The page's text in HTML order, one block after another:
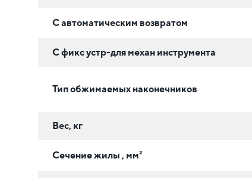
С автоматическим возвратом
С фикс устр-для механ инструмента
Тип обжимаемых наконечников
Вес, кг
Сечение жилы , мм²